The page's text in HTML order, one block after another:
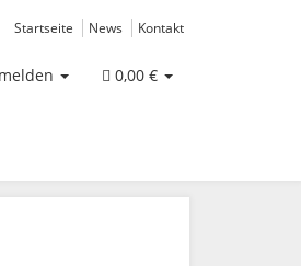
Startseite News Kontakt
0,00 €